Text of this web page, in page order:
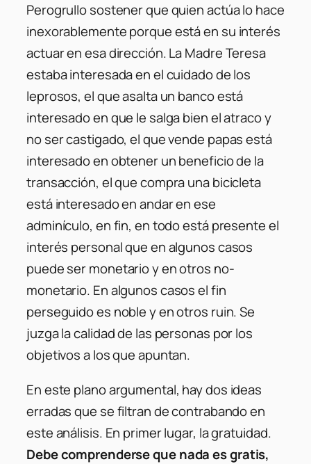
Perogrullo sostener que quien actúa lo hace
inexorablemente porque está en su interés
actuar en esa dirección. La Madre Teresa
estaba interesada en el cuidado de los
leprosos, el que asalta un banco está
interesado en que le salga bien el atraco y
no ser castigado, el que vende papas está
interesado en obtener un beneficio de la
transacción, el que compra una bicicleta
está interesado en andar en ese
adminículo, en fin, en todo está presente el
interés personal que en algunos casos
puede ser monetario y en otros no-
monetario. En algunos casos el fin
perseguido es noble y en otros ruin. Se
juzga la calidad de las personas por los
objetivos a los que apuntan.
En este plano argumental, hay dos ideas
erradas que se filtran de contrabando en
este análisis. En primer lugar, la gratuidad.
Debe comprenderse que nada es gratis,